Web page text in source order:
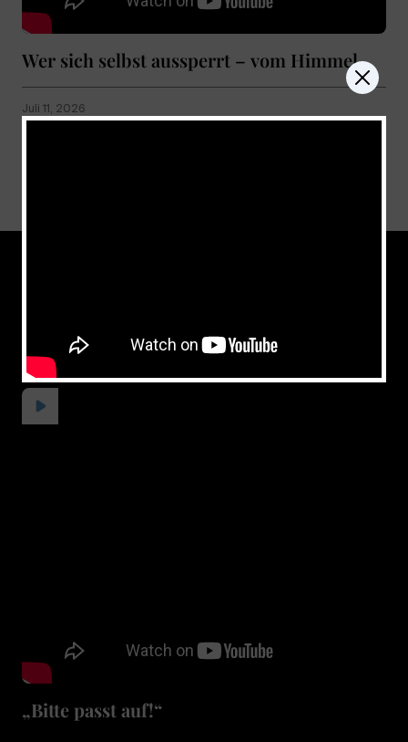
Wer sich selbst aussperrt – vom Himmel
Juli 11, 2026
don't miss
„Bitte passt auf!“